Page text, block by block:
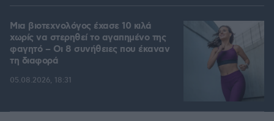
Μια βιοτεχνολόγος έχασε 10 κιλά
χωρίς να στερηθεί το αγαπημένο της
φαγητό – Οι 8 συνήθειες που έκαναν
τη διαφορά
05.08.2026, 18:31